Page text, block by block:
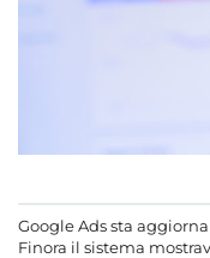
Google Ads sta
Finora il sistema